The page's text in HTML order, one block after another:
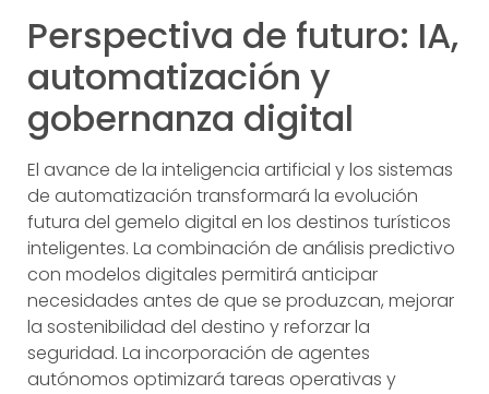
Perspectiva de futuro: IA,
automatización y
gobernanza digital
El avance de la inteligencia artificial y los sistemas
de automatización transformará la evolución
futura del gemelo digital en los destinos turísticos
inteligentes. La combinación de análisis predictivo
con modelos digitales permitirá anticipar
necesidades antes de que se produzcan, mejorar
la sostenibilidad del destino y reforzar la
seguridad. La incorporación de agentes
autónomos optimizará tareas operativas y